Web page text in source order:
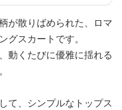
が散りばめられた、ロマ
グスカートです。
動くたびに優雅に揺れる
て、シンプルなトップス